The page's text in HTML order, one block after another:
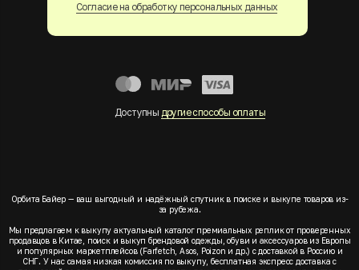
Согласие на обработку персональных данных
Доступны другие способы оплаты
Орбита Байер — ваш выгодный и надёжный спутник в поиске и выкупе товаров из-
за рубежа.
Мы предлагаем к выкупу актуальный каталог премиальных реплик от проверенных
продавцов в Китае, поиск и выкуп брендовой одежды, обуви и аксессуаров из Европы
и популярных маркетплейсов (Farfetch, Asos, Poizon и др.) с доставкой в Россию и
СНГ. У нас самая низкая комиссия по выкупу, бесплатная экспресс доставка с